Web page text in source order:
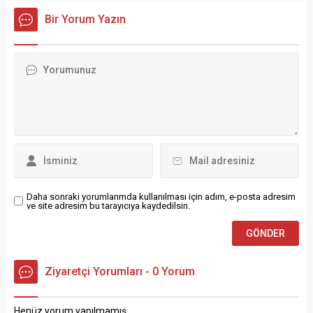
dönümü münasebetiyle
düzenlediği 10 Kasım Anma
dinletisi ve konferans
09.05’teki saygı duruşunun
gençliğe...
İnşası İçin...
Bir Yorum Yazın
Daha sonraki yorumlarımda kullanılması için adım, e-posta adresim
ve site adresim bu tarayıcıya kaydedilsin.
Ziyaretçi Yorumları - 0 Yorum